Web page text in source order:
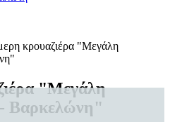
κρουαζιέρα "Μεγάλη
"Μεγάλη
- Βαρκελώνη"